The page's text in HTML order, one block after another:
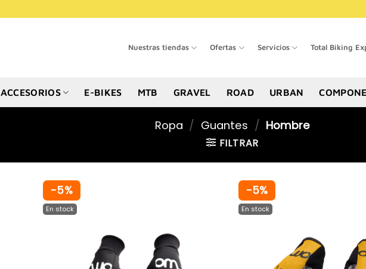
Nuestras tiendas Ofertas Servicios Total Biking
ACCESORIOS E-BIKES MTB GRAVEL ROAD URBAN
Ropa / Guantes / Hombre
FILTRAR
-5% -5%